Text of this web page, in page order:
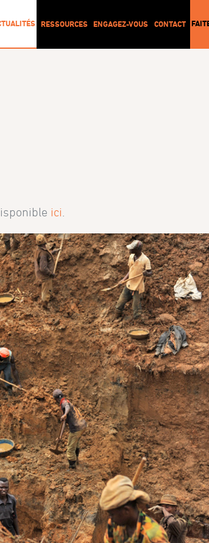
RESSOURCES ENGAGEZ-VOUS CONTACT
ici